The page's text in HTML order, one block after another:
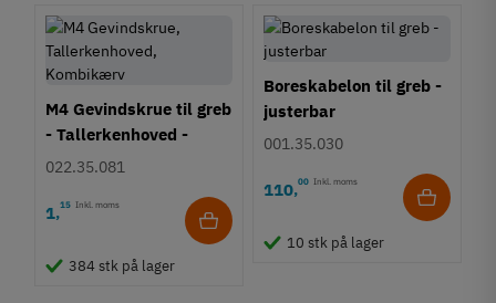
M4 Gevindskrue til greb
- Tallerkenhoved -
Krydskærv
022.35.081
1,15 Inkl. moms
384 stk på lager
Boreskabelon til greb -
justerbar
001.35.030
110,00 Inkl. moms
10 stk på lager